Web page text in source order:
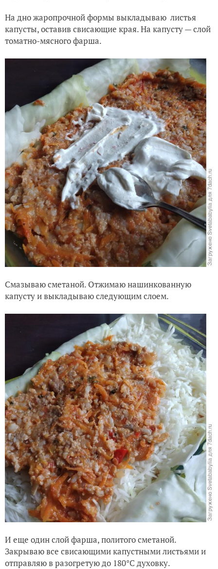
На дно жаропрочной формы выкладываю листья
капусты, оставив свисающие края. На капусту — слой
томатно-мясного фарша.
Смазываю сметаной. Отжимаю нашинкованную
капусту и выкладываю следующим слоем.
И еще один слой фарша, политого сметаной.
Закрываю все свисающими капустными листьями и
отправляю в разогретую до 180°C духовку.